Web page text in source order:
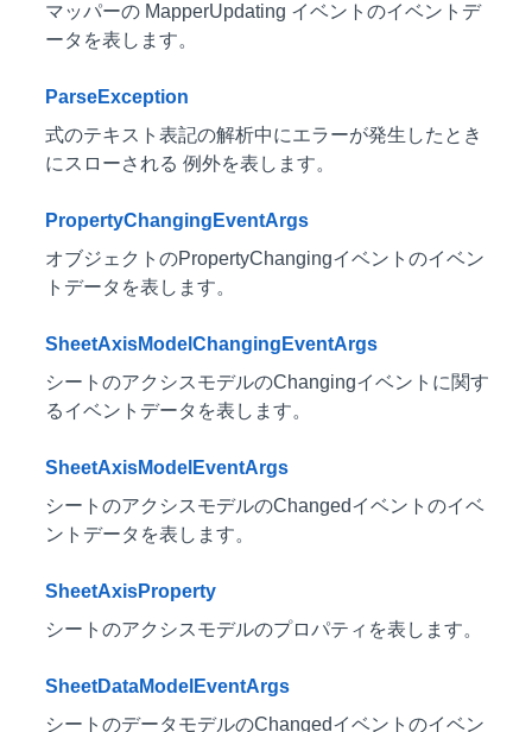
マッパーの MapperUpdating イベントのイベントデ
ータを表します。
ParseException
式のテキスト表記の解析中にエラーが発生したとき
にスローされる 例外を表します。
PropertyChangingEventArgs
オブジェクトのPropertyChangingイベントのイベン
トデータを表します。
SheetAxisModelChangingEventArgs
シートのアクシスモデルのChangingイベントに関す
るイベントデータを表します。
SheetAxisModelEventArgs
シートのアクシスモデルのChangedイベントのイベ
ントデータを表します。
SheetAxisProperty
シートのアクシスモデルのプロパティを表します。
SheetDataModelEventArgs
シートのデータモデルのChangedイベントのイベン